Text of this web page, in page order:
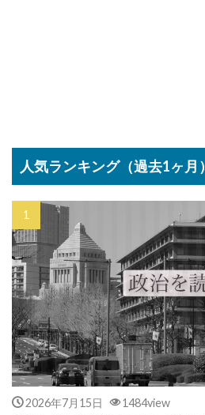
人気ランキング（過去1ヶ月）
2026年7月15日 1484view